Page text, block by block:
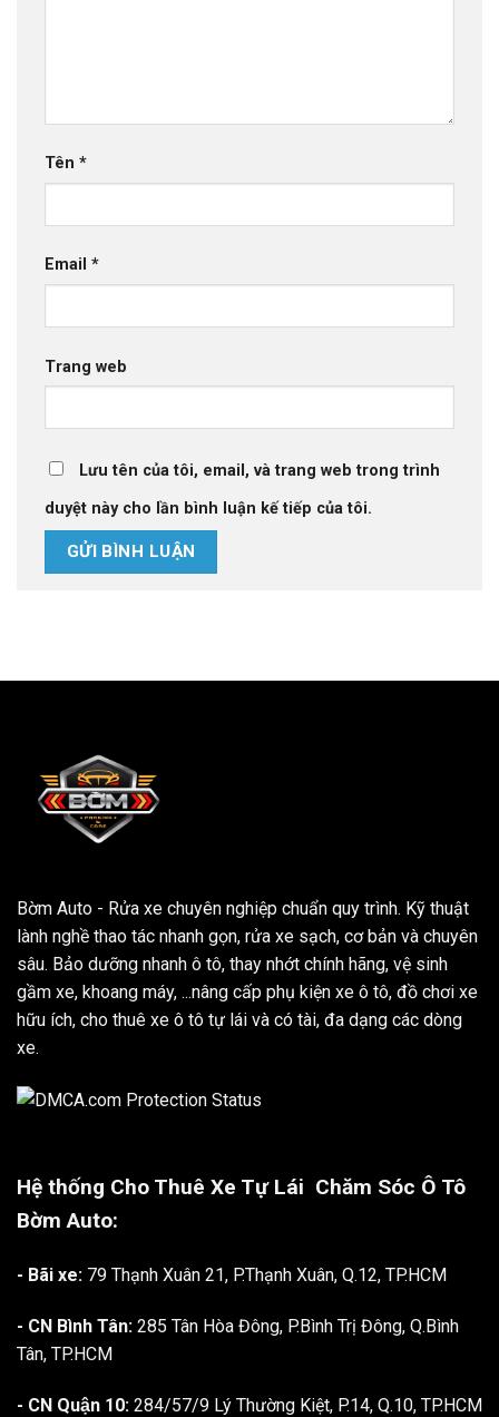
Tên *
Email *
Trang web
Lưu tên của tôi, email, và trang web trong trình
duyệt này cho lần bình luận kế tiếp của tôi.
Bờm Auto - Rửa xe chuyên nghiệp chuẩn quy trình. Kỹ thuật
lành nghề thao tác nhanh gọn, rửa xe sạch, cơ bản và chuyên
sâu. Bảo dưỡng nhanh ô tô, thay nhớt chính hãng, vệ sinh
gầm xe, khoang máy, ...nâng cấp phụ kiện xe ô tô, đồ chơi xe
hữu ích, cho thuê xe ô tô tự lái và có tài, đa dạng các dòng
xe.
Hệ thống Cho Thuê Xe Tự Lái Chăm Sóc Ô Tô
Bờm Auto:
- Bãi xe: 79 Thạnh Xuân 21, P.Thạnh Xuân, Q.12, TP.HCM
- CN Bình Tân: 285 Tân Hòa Đông, P.Bình Trị Đông, Q.Bình
Tân, TP.HCM
- CN Quận 10: 284/57/9 Lý Thường Kiệt, P.14, Q.10, TP.HCM